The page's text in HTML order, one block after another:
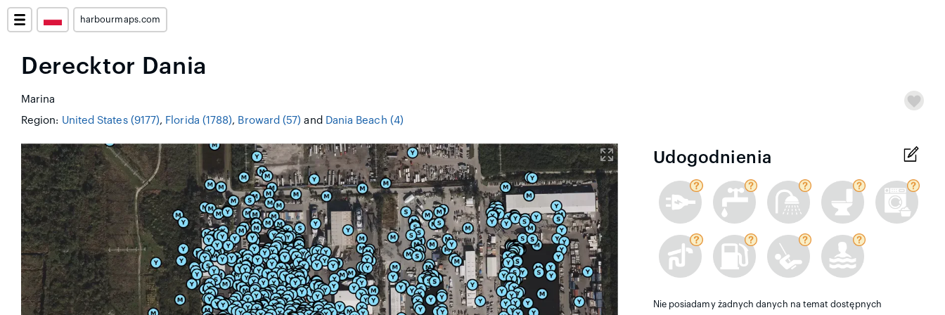
harbourmaps.com
Derecktor Dania
Marina
Region: United States (9177), Florida (1788), Broward (57) and Dania Beach (4)
Udogodnienia
Nie posiadamy żadnych danych na temat dostępnych